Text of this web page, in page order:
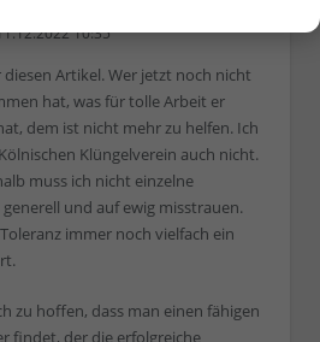
10:35
diesen Artikel. Wer jetzt noch nicht
hat, was für tolle Arbeit er
dem ist nicht mehr zu helfen. Ich
Klüngelverein auch nicht.
muss ich nicht einzelne
und auf ewig misstrauen.
immer noch vielfach ein
zu hoffen, dass man einen fähigen
findet, der die erfolgreiche